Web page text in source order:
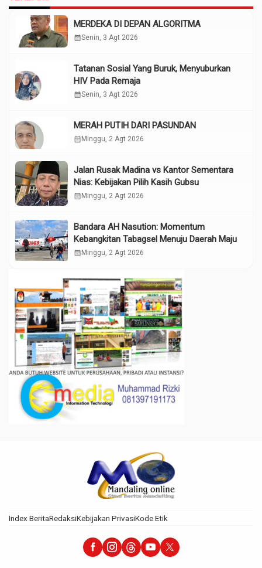
MERDEKA DI DEPAN ALGORITMA
calendar_monthSenin, 3 Agt 2026
Tatanan Sosial Yang Buruk, Menyuburkan
HIV Pada Remaja
calendar_monthSenin, 3 Agt 2026
MERAH PUTIH DARI PASUNDAN
calendar_month Minggu, 2 Agt 2026
Jalan Rusak Madina vs Kantor Sementara
Nias: Kebijakan Pilih Kasih Gubsu
calendar_month Minggu, 2 Agt 2026
Bandara AH Nasution: Momentum
Kebangkitan Tabagsel Menuju Daerah Maju
calendar_month Minggu, 2 Agt 2026
Index BeritaRedaksiKebijakan PrivasiKode Etik